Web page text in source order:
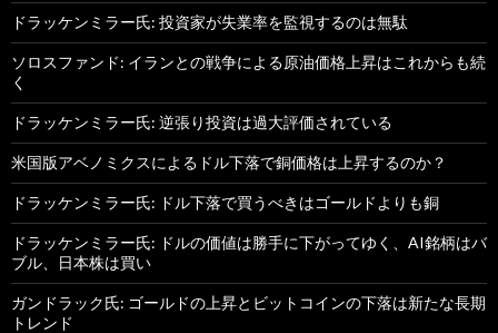
ドラッケンミラー氏: 投資家が失業率を監視するのは無駄
ソロスファンド: イランとの戦争による原油価格上昇はこれからも続
く
ドラッケンミラー氏: 逆張り投資は過大評価されている
米国版アベノミクスによるドル下落で銅価格は上昇するのか？
ドラッケンミラー氏: ドル下落で買うべきはゴールドよりも銅
ドラッケンミラー氏: ドルの価値は勝手に下がってゆく、AI銘柄はバ
ブル、日本株は買い
ガンドラック氏: ゴールドの上昇とビットコインの下落は新たな長期
トレンド